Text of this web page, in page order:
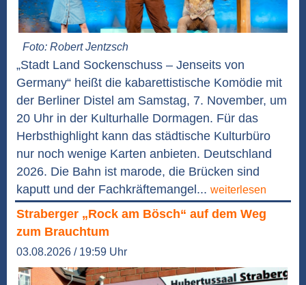
Foto: Robert Jentzsch
„Stadt Land Sockenschuss – Jenseits von
Germany“ heißt die kabarettistische Komödie mit
der Berliner Distel am Samstag, 7. November, um
20 Uhr in der Kulturhalle Dormagen. Für das
Herbsthighlight kann das städtische Kulturbüro
nur noch wenige Karten anbieten. Deutschland
2026. Die Bahn ist marode, die Brücken sind
kaputt und der Fachkräftemangel... weiterlesen
Straberger „Rock am Bösch“ auf dem Weg
zum Brauchtum
03.08.2026 / 19:59 Uhr